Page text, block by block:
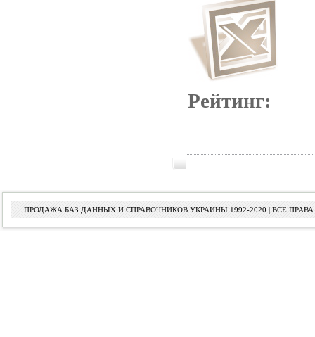
Рейтинг:
ПРОДАЖА БАЗ ДАННЫХ И СПРАВОЧНИКОВ УКРАИНЫ 1992-2020 | ВСЕ